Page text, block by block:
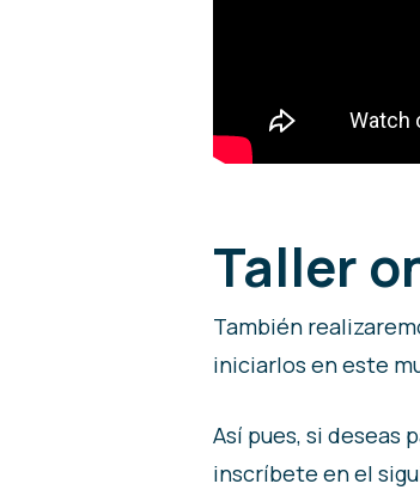
Taller
También
iniciarlos en este
Así pues, si deseas
inscríbete en el